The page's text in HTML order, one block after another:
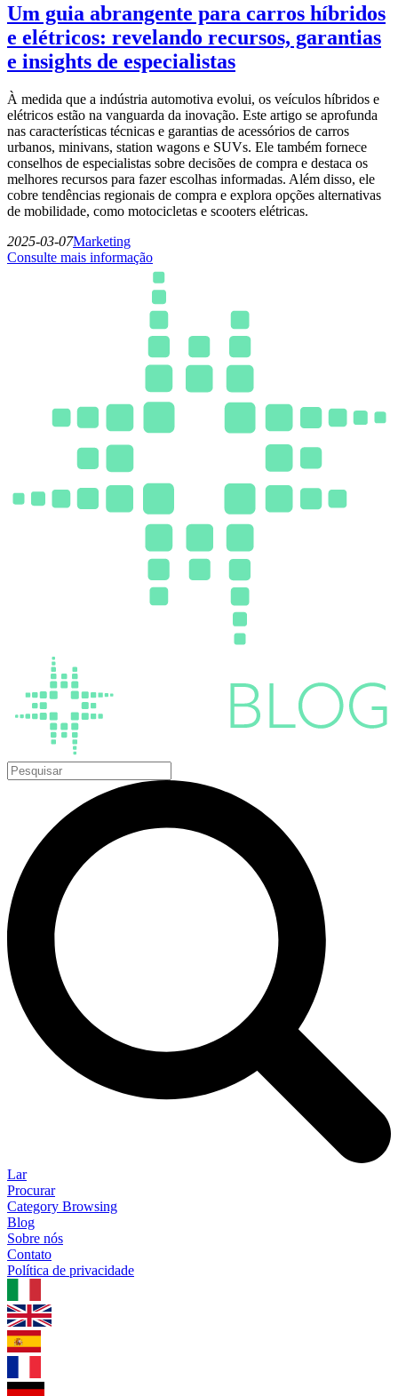
Um guia abrangente para carros híbridos
e elétricos: revelando recursos, garantias
e insights de especialistas
À medida que a indústria automotiva evolui, os veículos híbridos e
elétricos estão na vanguarda da inovação. Este artigo se aprofunda
nas características técnicas e garantias de acessórios de carros
urbanos, minivans, station wagons e SUVs. Ele também fornece
conselhos de especialistas sobre decisões de compra e destaca os
melhores recursos para fazer escolhas informadas. Além disso, ele
cobre tendências regionais de compra e explora opções alternativas
de mobilidade, como motocicletas e scooters elétricas.
2025-03-07Marketing
Consulte mais informação
Lar
Procurar
Category Browsing
Blog
Sobre nós
Contato
Política de privacidade